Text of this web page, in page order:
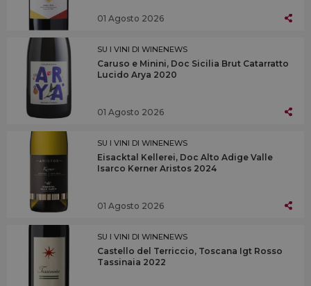
01 Agosto 2026
SU I VINI DI WINENEWS
Caruso e Minini, Doc Sicilia Brut Catarratto
Lucido Arya 2020
01 Agosto 2026
SU I VINI DI WINENEWS
Eisacktal Kellerei, Doc Alto Adige Valle
Isarco Kerner Aristos 2024
01 Agosto 2026
SU I VINI DI WINENEWS
Castello del Terriccio, Toscana Igt Rosso
Tassinaia 2022